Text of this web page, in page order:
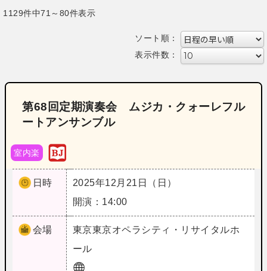
1129件中71～80件表示
ソート順：
表示件数：
第68回定期演奏会 ムジカ・クォーレフル
ートアンサンブル
室内楽
日時
2025年12月21日（日）
開演：14:00
会場 東京東京オペラシティ・リサイタルホ
ール